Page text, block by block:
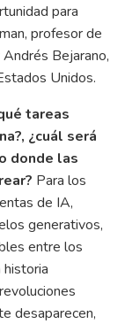
para
profesor de
Bejarano,
Unidos.
tareas
¿cuál será
donde las
Para los
de IA,
generativos,
entre los
historia
desaparecen,